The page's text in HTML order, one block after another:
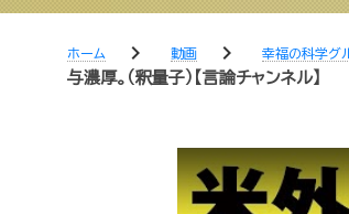
ホーム chevron_right 動画 chevron_right 幸福の科学グ
与濃厚。（釈量子）【言論チャンネル】